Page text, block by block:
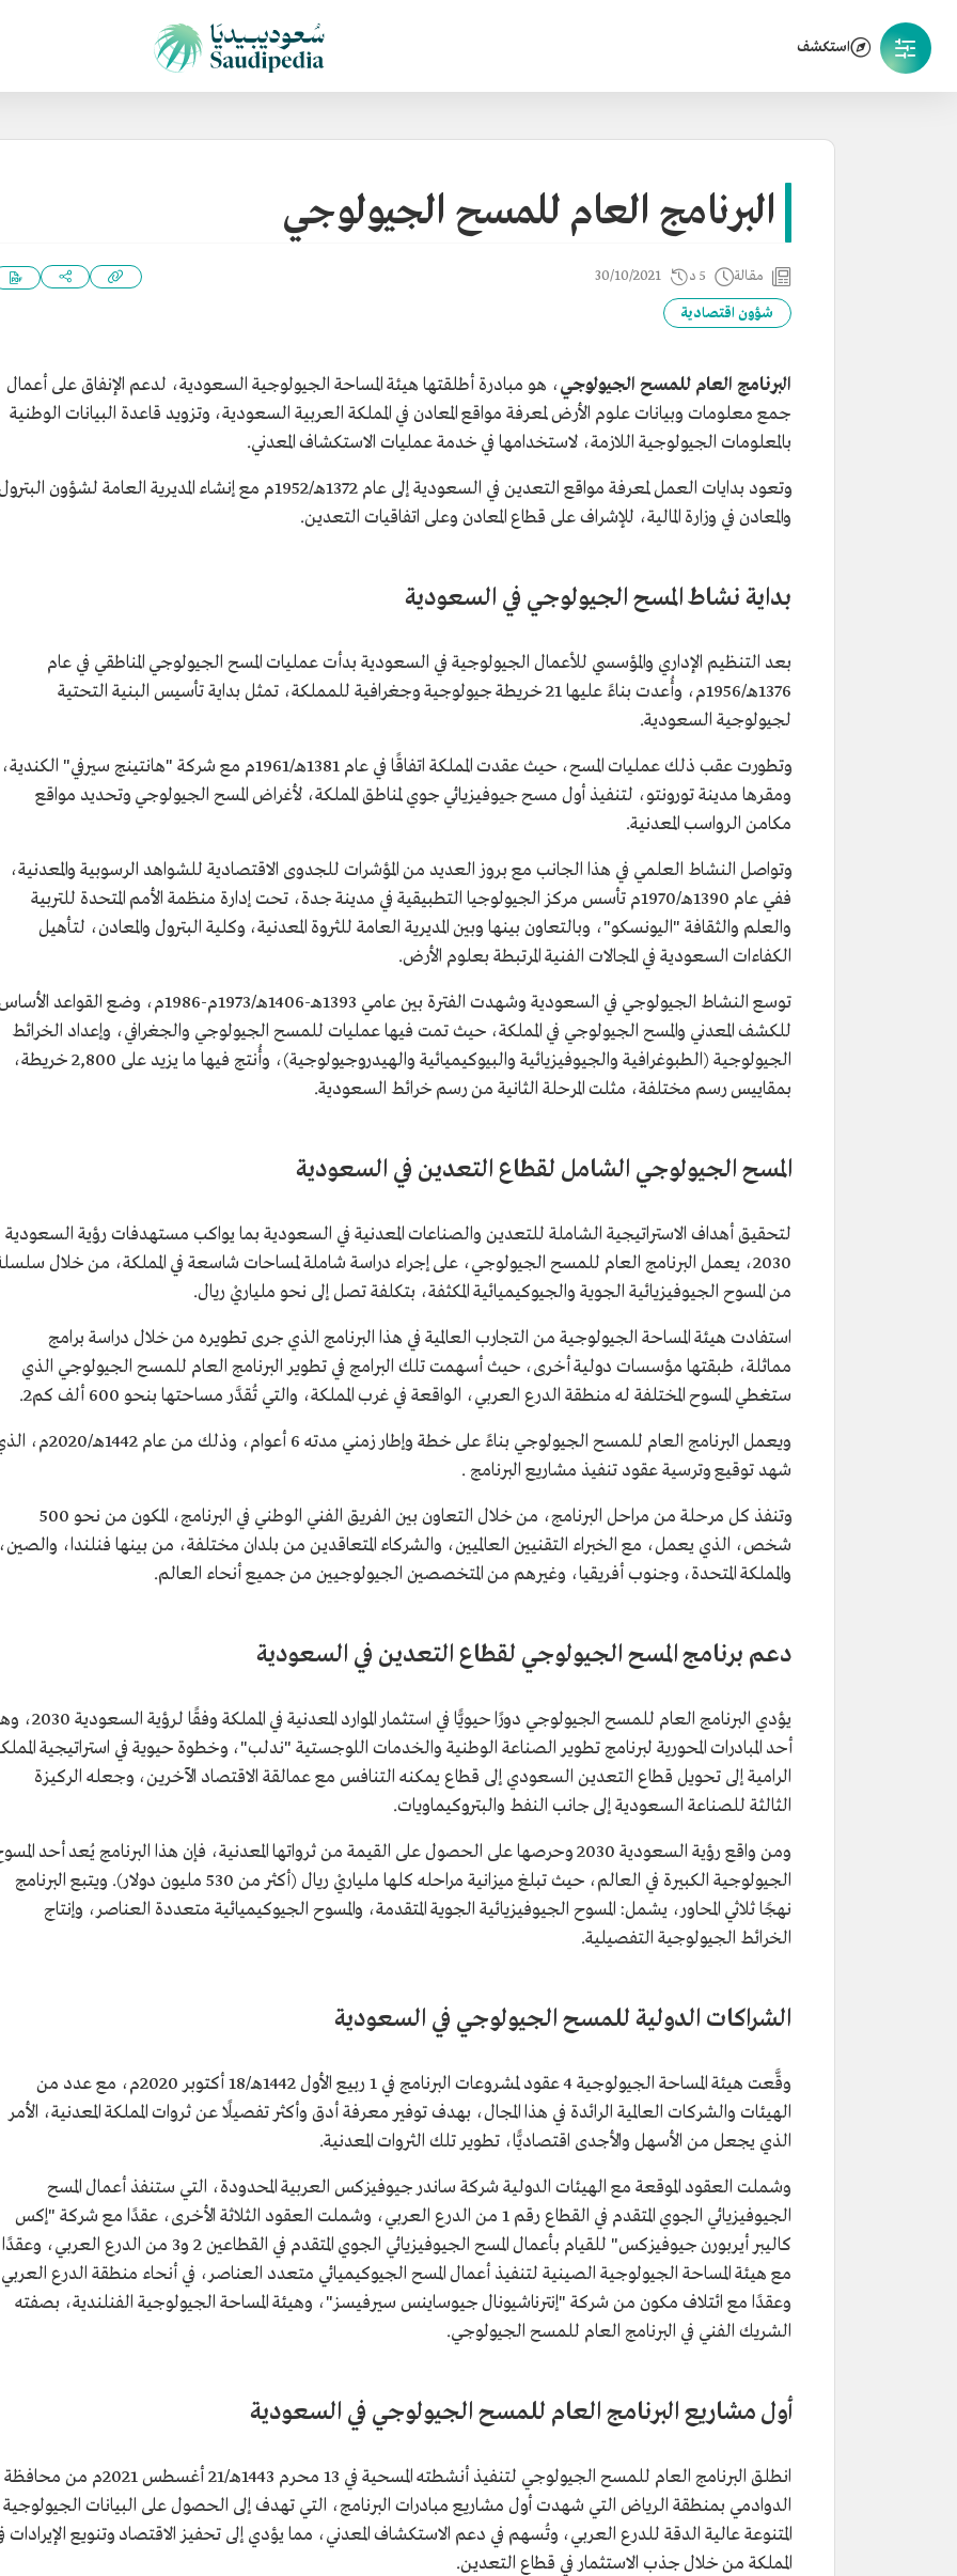
استكشف
البرنامج العام للمسح الجيولوجي
مقالة 5 د 30/10/2021
شؤون اقتصادية
البرنامج العام للمسح الجيولوجي، هو مبادرة أطلقتها هيئة المساحة الجيولوجية السعودية، لدعم الإنفاق على أعمال
جمع معلومات وبيانات علوم الأرض لمعرفة مواقع المعادن في المملكة العربية السعودية، وتزويد قاعدة البيانات الوطنية
بالمعلومات الجيولوجية اللازمة، لاستخدامها في خدمة عمليات الاستكشاف المعدني.
وتعود بدايات العمل لمعرفة مواقع التعدين في السعودية إلى عام 1372هـ/1952م مع إنشاء المديرية العامة لشؤون
والمعادن في وزارة المالية، للإشراف على قطاع المعادن وعلى اتفاقيات التعدين.
بداية نشاط المسح الجيولوجي في السعودية
بعد التنظيم الإداري والمؤسسي للأعمال الجيولوجية في السعودية بدأت عمليات المسح الجيولوجي المناطقي في عام
1376هـ/1956م، وأُعدت بناءً عليها 21 خريطة جيولوجية وجغرافية للمملكة، تمثل بداية تأسيس البنية التحتية
لجيولوجية السعودية.
وتطورت عقب ذلك عمليات المسح، حيث عقدت المملكة اتفاقًا في عام 1381هـ/1961م مع شركة "هانتينج سيرفي" الكندية،
ومقرها مدينة تورونتو، لتنفيذ أول مسح جيوفيزيائي جوي لمناطق المملكة، لأغراض المسح الجيولوجي وتحديد مواقع
مكامن الرواسب المعدنية.
وتواصل النشاط العلمي في هذا الجانب مع بروز العديد من المؤشرات للجدوى الاقتصادية للشواهد الرسوبية والمعدنية،
ففي عام 1390هـ/1970م تأسس مركز الجيولوجيا التطبيقية في مدينة جدة، تحت إدارة منظمة الأمم المتحدة للتربية
والعلم والثقافة "اليونسكو"، وبالتعاون بينها وبين المديرية العامة للثروة المعدنية، وكلية البترول والمعادن، لتأهيل
الكفاءات السعودية في المجالات الفنية المرتبطة بعلوم الأرض.
توسع النشاط الجيولوجي في السعودية وشهدت الفترة بين عامي 1393هـ-1406هـ/1973م-1986م، وضع القواعد
للكشف المعدني والمسح الجيولوجي في المملكة، حيث تمت فيها عمليات للمسح الجيولوجي والجغرافي، وإعداد الخرائط
الجيولوجية (الطبوغرافية والجيوفيزيائية والبيوكيميائية والهيدروجيولوجية)، وأُنتج فيها ما يزيد على 2,800 خريطة،
بمقاييس رسم مختلفة، مثلت المرحلة الثانية من رسم خرائط السعودية.
المسح الجيولوجي الشامل لقطاع التعدين في السعودية
لتحقيق أهداف الاستراتيجية الشاملة للتعدين والصناعات المعدنية في السعودية بما يواكب مستهدفات رؤية السعودية
2030، يعمل البرنامج العام للمسح الجيولوجي، على إجراء دراسة شاملة لمساحات شاسعة في المملكة، من خلال
من المسوح الجيوفيزيائية الجوية والجيوكيميائية المكثفة، بتكلفة تصل إلى نحو ملياريْ ريال.
استفادت هيئة المساحة الجيولوجية من التجارب العالمية في هذا البرنامج الذي جرى تطويره من خلال دراسة برامج
مماثلة، طبقتها مؤسسات دولية أخرى، حيث أسهمت تلك البرامج في تطوير البرنامج العام للمسح الجيولوجي الذي
ستغطي المسوح المختلفة له منطقة الدرع العربي، الواقعة في غرب المملكة، والتي تُقدَّر مساحتها بنحو 600 ألف كم2.
ويعمل البرنامج العام للمسح الجيولوجي بناءً على خطة وإطار زمني مدته 6 أعوام، وذلك من
شهد توقيع وترسية عقود تنفيذ مشاريع البرنامج .
وتنفذ كل مرحلة من مراحل البرنامج، من خلال التعاون بين الفريق الفني الوطني في البرنامج، المكون من نحو 500
شخص، الذي يعمل، مع الخبراء التقنيين العالميين، والشركاء المتعاقدين من بلدان مختلفة، من بينها فنلندا،
والمملكة المتحدة، وجنوب أفريقيا، وغيرهم من المتخصصين الجيولوجيين من جميع أنحاء العالم.
دعم برنامج المسح الجيولوجي لقطاع التعدين في السعودية
يؤدي البرنامج العام للمسح الجيولوجي دورًا حيويًّا في استثمار الموارد المعدنية في
أحد المبادرات المحورية لبرنامج تطوير الصناعة الوطنية والخدمات اللوجستية "ندلب"، وخطوة حيوية في استراتيجية
الرامية إلى تحويل قطاع التعدين السعودي إلى قطاع يمكنه التنافس مع عمالقة الاقتصاد الآخرين، وجعله الركيزة
الثالثة للصناعة السعودية إلى جانب النفط والبتروكيماويات.
ومن واقع رؤية السعودية 2030 وحرصها على الحصول على القيمة من ثرواتها المعدنية، فإن هذا البرنامج يُعد أحد
الجيولوجية الكبيرة في العالم، حيث تبلغ ميزانية مراحله كلها ملياريْ ريال (أكثر من 530 مليون دولار). ويتبع البرنامج
نهجًا ثلاثي المحاور، يشمل: المسوح الجيوفيزيائية الجوية المتقدمة، والمسوح الجيوكيميائية متعددة العناصر، وإنتاج
الخرائط الجيولوجية التفصيلية.
الشراكات الدولية للمسح الجيولوجي في السعودية
وقَّعت هيئة المساحة الجيولوجية 4 عقود لمشروعات البرنامج في 1 ربيع الأول 1442هـ/18 أكتوبر 2020م، مع عدد من
الهيئات والشركات العالمية الرائدة في هذا المجال، بهدف توفير معرفة أدق وأكثر تفصيلًا عن ثروات المملكة المعدنية، الأمر
الذي يجعل من الأسهل والأجدى اقتصاديًّا، تطوير تلك الثروات المعدنية.
وشملت العقود الموقعة مع الهيئات الدولية شركة ساندر جيوفيزكس العربية المحدودة، التي ستنفذ أعمال المسح
الجيوفيزيائي الجوي المتقدم في القطاع رقم 1 من الدرع العربي، وشملت العقود الثلاثة الأخرى، عقدًا مع شركة "إكس
كاليبر أيربورن جيوفيزكس" للقيام بأعمال المسح الجيوفيزيائي الجوي المتقدم في القطاعين 2 و3 من الدرع العربي، وعقدًا
مع هيئة المساحة الجيولوجية الصينية لتنفيذ أعمال المسح الجيوكيميائي متعدد العناصر، في أنحاء منطقة الدرع
وعقدًا مع ائتلاف مكون من شركة "إنترناشيونال جيوساينس سيرفيسز"، وهيئة المساحة الجيولوجية الفنلندية، بصفته
الشريك الفني في البرنامج العام للمسح الجيولوجي.
أول مشاريع البرنامج العام للمسح الجيولوجي في السعودية
انطلق البرنامج العام للمسح الجيولوجي لتنفيذ أنشطته المسحية في 13 محرم 1443هـ/21 أغسطس 2021م من محافظة
الدوادمي بمنطقة الرياض التي شهدت أول مشاريع مبادرات البرنامج، التي تهدف إلى الحصول على البيانات الجيولوجية
المتنوعة عالية الدقة للدرع العربي، وتُسهم في دعم الاستكشاف المعدني، مما يؤدي إلى تحفيز الاقتصاد وتنويع الإيرادات
المملكة من خلال جذب الاستثمار في قطاع التعدين.